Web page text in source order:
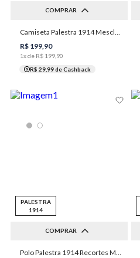
COMPRAR
P M GG
1XGG
Camiseta Palestra 1914 Mescla Autógrafo Masculina Individual
R$ 199,90
1x de R$ 199 90
R$ 29,99de Cashback
PALESTRA
1914
COMPRAR
P M G GG XGG
Polo Palestra 1914 Recortes Masculina Individual